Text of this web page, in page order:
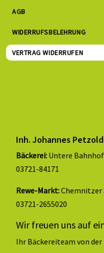
AGB
WIDERRUFSBELEHRUNG
VERTRAG WIDERRUFEN
Inh. Johannes Petzold
Bäckerei: Untere
03721-84171
Rewe-Markt:Chemnitzer
03721-2655020
Wir freuen uns auf
Ihr Bäckereiteam von der